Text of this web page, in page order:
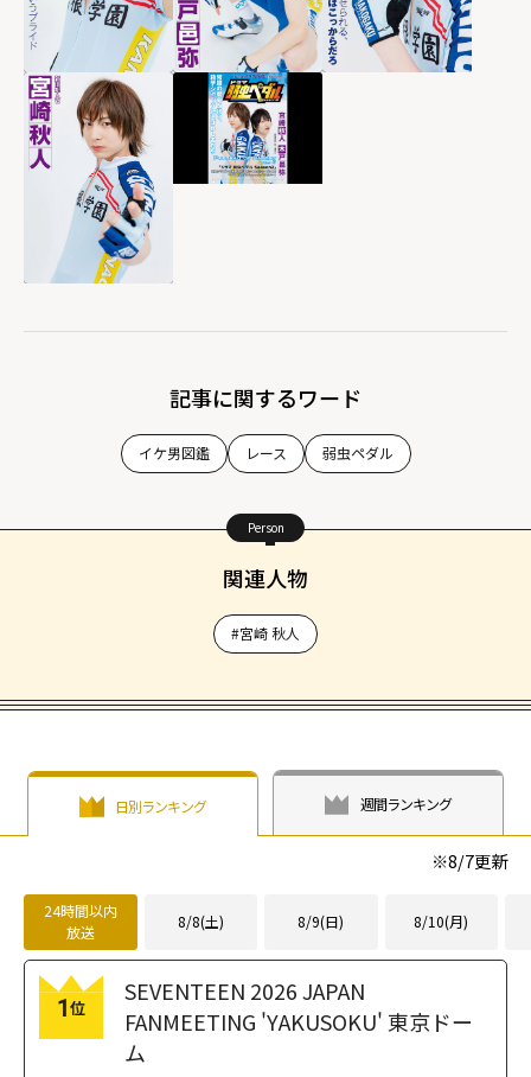
記事に関するワード
イケ男図鑑 レース 弱虫ペダル
Person
関連人物
#宮崎 秋人
日別ランキング 週間ランキング
※8/7更新
24時間以内
放送
8/8(土) 8/9(日) 8/10(月)
1位
SEVENTEEN 2026 JAPAN
FANMEETING 'YAKUSOKU' 東京ドー
ム